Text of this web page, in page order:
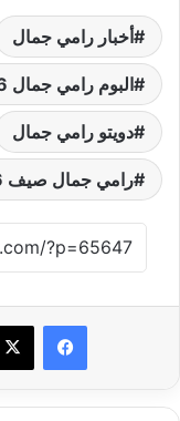
أخبار رامي جمال
البوم رامي جمال 2026
دويتو رامي جمال
رامي جمال صيف 2026